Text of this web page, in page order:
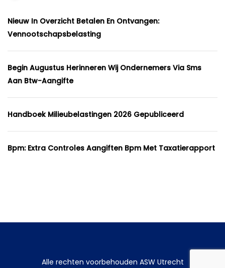
Nieuw In Overzicht Betalen En Ontvangen:
Vennootschapsbelasting
Begin Augustus Herinneren Wij Ondernemers Via Sms
Aan Btw-Aangifte
Handboek Milieubelastingen 2026 Gepubliceerd
Bpm: Extra Controles Aangiften Bpm Met Taxatierapport
Alle rechten voorbehouden ASW Utrecht